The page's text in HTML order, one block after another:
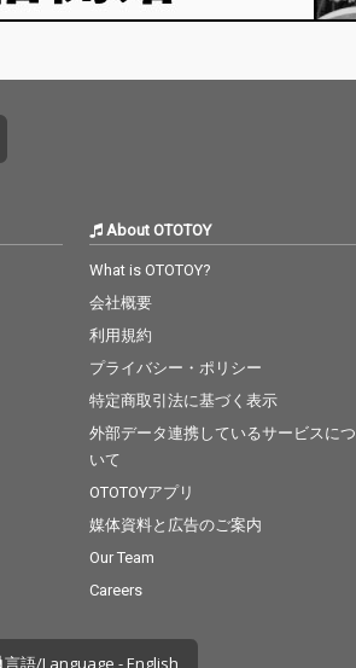
About OTOTOY
What is OTOTOY?
会社概要
利用規約
プライバシー・ポリシー
特定商取引法に基づく表示
外部データ連携しているサービスにつ
いて
OTOTOYアプリ
媒体資料と広告のご案内
Our Team
Careers
言語/Language - English